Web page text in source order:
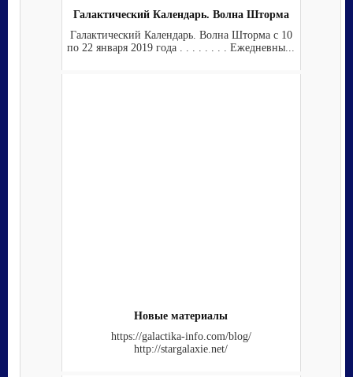
Галактический Календарь. Волна Шторма
Галактический Календарь. Волна Шторма с 10
по 22 января 2019 года . . . . . . . . Ежедневны...
Новые материалы
https://galactika-info.com/blog/
http://stargalaxie.net/